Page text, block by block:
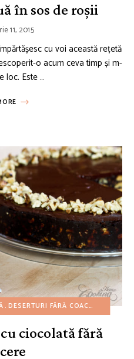
în sos de roșii
11, 2015
cu voi această rețetă
o acum ceva timp și m-
loc. Este …
DESERTURI FĂRĂ COACERE
ciocolată fără